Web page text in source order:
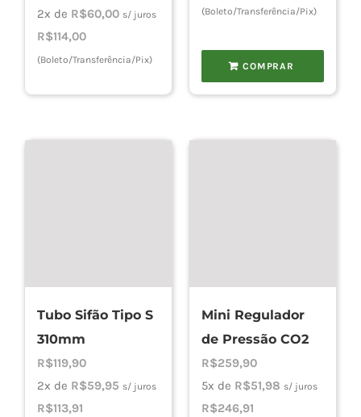
2x de R$60,00 s/ juros
R$114,00
(Boleto/Transferência/Pix)
(Boleto/Transferência/Pix)
COMPRAR
Tubo Sifão Tipo S
310mm
R$119,90
2x de R$59,95 s/ juros
R$113,91
Mini Regulador
de Pressão CO2
R$259,90
5x de R$51,98 s/ juros
R$246,91